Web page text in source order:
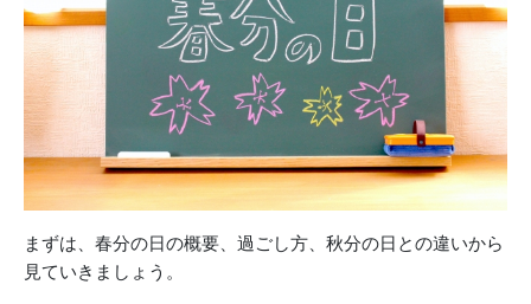
まずは、春分の日の概要、過ごし方、秋分の日との違いから
見ていきましょう。